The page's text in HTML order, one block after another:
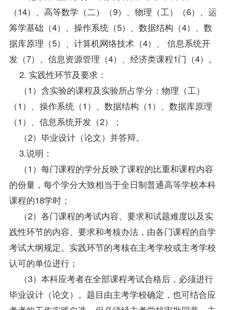
（14）、高等数学（二）（9）、物理（工）（6）、运
筹学基础（4）、操作系统（5）、 数据结构 （4）、数
据库原理（5）、计算机网络技术（4）、 信息系统开
发（7）、信息资源管理（4）、经济类课程1门（4）。
2. 实践性环节及要求：
（1）含实验的课程及实验所占学分：物理（工）
（1）、操作系统（1）、数据结构（1）、数据库原理
（1）、信息系统开发（2）；
（2）毕业设计（论文）并答辩。
3.说明：
（1）每门课程的学分反映了课程的比重和课程内容
的份量，每个学分大致相当于全日制普通高等学校本科
课程的18学时；
（2）各门课程的考试内容、要求和试题难度以及实
践性环节的内容、要求和考核办法，由各门课程的自学
考试大纲规定。实践环节的考核在主考学校或主考学校
认可的单位进行；
（3）本科应考者在全部课程考试合格后，必须进行
毕业设计（论文）。题目由主考学校确定，也可结合应